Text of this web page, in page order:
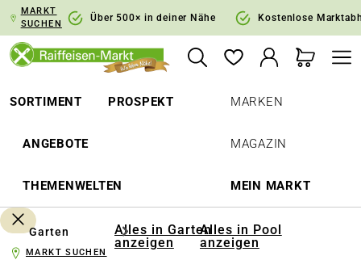
Zur Hauptnavigation springen
MARKT
SUCHEN
Über 500× in deiner Nähe Kostenlose
SORTIMENT PROSPEKT
ANGEBOTE
THEMENWELTEN
MARKEN
MAGAZIN
MEIN MARKT
Garten
Alles in Garten
anzeigen
Alles in Pool
anzeigen
MARKT SUCHEN